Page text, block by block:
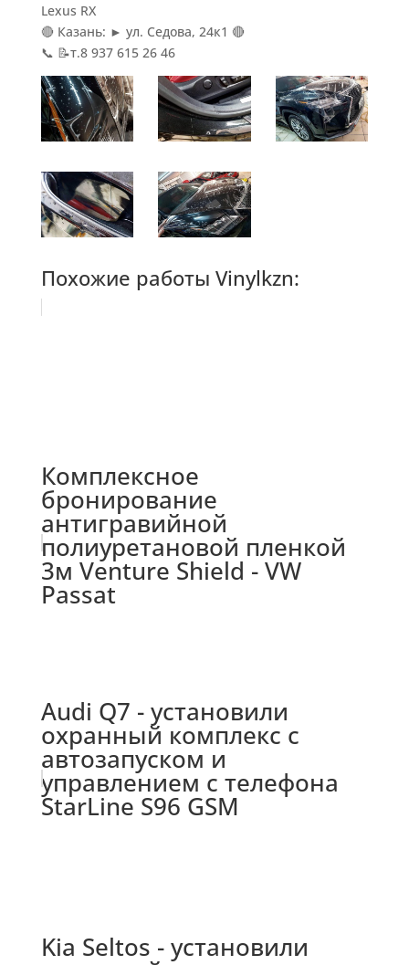
Lexus RX
🔴 Казань: ► ул. Седова, 24к1 🔴
📞 📝т.8 937 615 26 46
Похожие работы Vinylkzn:
Комплексное
бронирование
антигравийной
полиуретановой пленкой
3м Venture Shield - VW
Passat
Audi Q7 - установили
охранный комплекс с
автозапуском и
управлением с телефона
StarLine S96 GSM
Kia Seltos - установили